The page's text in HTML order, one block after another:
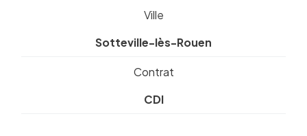
Ville
Sotteville-lès-Rouen
Contrat
CDI